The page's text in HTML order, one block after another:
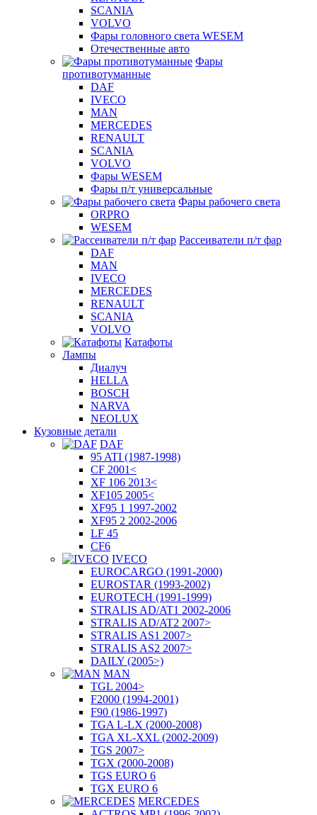
SCANIA
VOLVO
Фары головного света WESEM
Отечественные авто
Фары
противотуманные
DAF
IVECO
MAN
MERCEDES
RENAULT
SCANIA
VOLVO
Фары WESEM
Фары п/т универсальные
Фары рабочего света
ORPRO
WESEM
Рассеиватели п/т фар
DAF
MAN
IVECO
MERCEDES
RENAULT
SCANIA
VOLVO
Катафоты
Лампы
Диалуч
HELLA
BOSCH
NARVA
NEOLUX
Кузовные детали
DAF
95 ATI (1987-1998)
CF 2001<
XF 106 2013<
XF105 2005<
XF95 1 1997-2002
XF95 2 2002-2006
LF 45
CF6
IVECO
EUROCARGO (1991-2000)
EUROSTAR (1993-2002)
EUROTECH (1991-1999)
STRALIS AD/AT1 2002-2006
STRALIS AD/AT2 2007>
STRALIS AS1 2007>
STRALIS AS2 2007>
DAILY (2005>)
MAN
TGL 2004>
F2000 (1994-2001)
F90 (1986-1997)
TGA L-LX (2000-2008)
TGA XL-XXL (2002-2009)
TGS 2007>
TGX (2000-2008)
TGS EURO 6
TGX EURO 6
MERCEDES